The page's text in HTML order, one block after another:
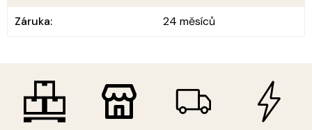
Záruka: 24 měsíců